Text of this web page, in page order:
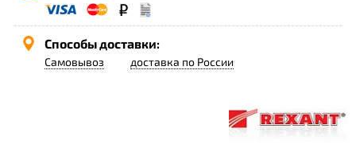
Способы доставки:
Самовывоз доставка по России